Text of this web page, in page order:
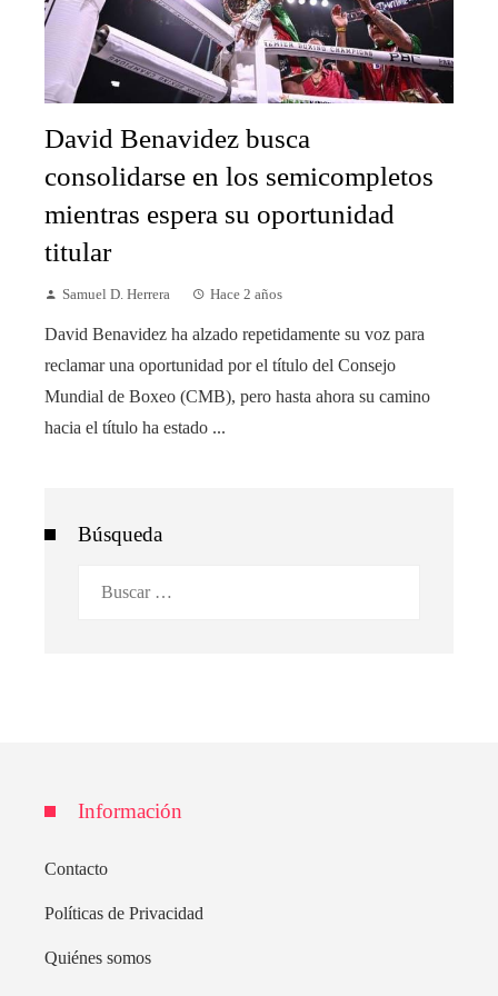
David Benavidez busca
consolidarse en los semicompletos
mientras espera su oportunidad
titular
Samuel D. Herrera Hace 2 años
David Benavidez ha alzado repetidamente su voz para
reclamar una oportunidad por el título del Consejo
Mundial de Boxeo (CMB), pero hasta ahora su camino
hacia el título ha estado ...
Búsqueda
Información
Contacto
Políticas de Privacidad
Quiénes somos